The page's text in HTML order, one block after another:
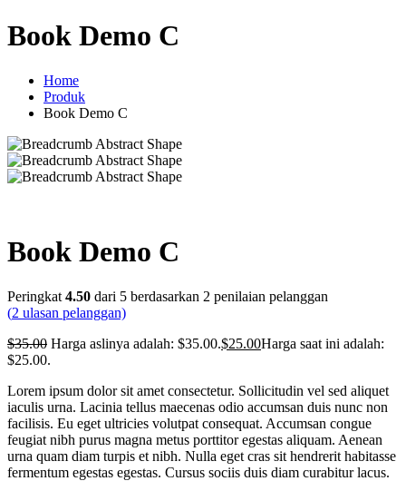
Book Demo C
Home
Produk
Book Demo C
Book Demo C
Peringkat 4.50 dari 5 berdasarkan 2 penilaian pelanggan
(2 ulasan pelanggan)
$35.00 Harga aslinya adalah: $35.00.$25.00Harga saat ini adalah:
$25.00.
Lorem ipsum dolor sit amet consectetur. Sollicitudin vel sed aliquet
iaculis urna. Lacinia tellus maecenas odio accumsan duis nunc non
facilisis. Eu eget ultricies volutpat consequat. Accumsan congue
feugiat nibh purus magna metus porttitor egestas aliquam. Aenean
urna quam diam turpis et nibh. Nulla eget cras sit hendrerit habitasse
fermentum egestas egestas. Cursus sociis duis diam curabitur lacus.